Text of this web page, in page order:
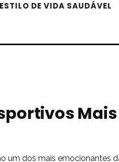
ESTILO DE VIDA SAUDÁVEL
um dos mais emocionantes